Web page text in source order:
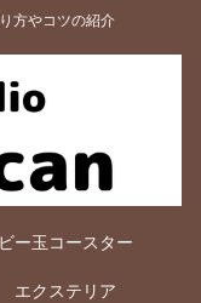
方やコツの紹介
ビー玉コースター
エクステリア